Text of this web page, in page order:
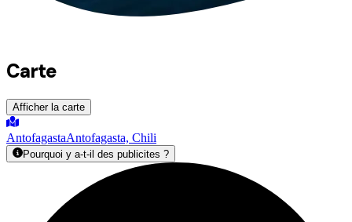
Carte
Afficher la carte
AntofagastaAntofagasta, Chili
Pourquoi y a-t-il des publicites ?